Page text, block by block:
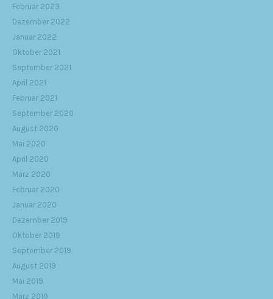
Februar 2023
Dezember 2022
Januar 2022
Oktober 2021
September 2021
April 2021
Februar 2021
September 2020
August 2020
Mai 2020
April 2020
März 2020
Februar 2020
Januar 2020
Dezember 2019
Oktober 2019
September 2019
August 2019
Mai 2019
März 2019